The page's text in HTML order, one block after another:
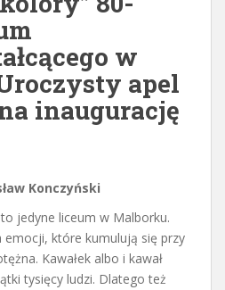
w
apel
inaugurację
Konczyński
jedyne liceum w Malborku.
emocji, które kumulują się przy
Kawałek albo i kawał
tysięcy ludzi. Dlatego też